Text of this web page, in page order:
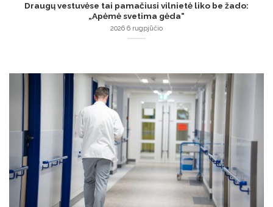
Draugų vestuvėse tai pamačiusi vilnietė liko be žado:
„Apėmė svetima gėda“
2026 6 rugpjūčio